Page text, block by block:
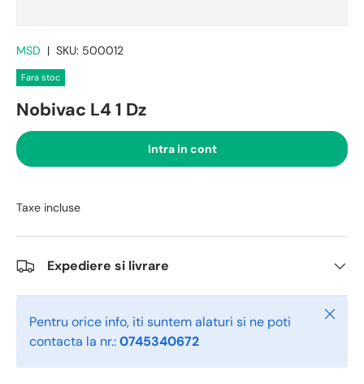
MSD | SKU: 500012
Fara stoc
Nobivac L4 1 Dz
Intra in cont
Taxe incluse
Expediere si livrare
Pentru orice info, iti suntem alaturi si ne poti
contacta la nr.:0745340672
Închide